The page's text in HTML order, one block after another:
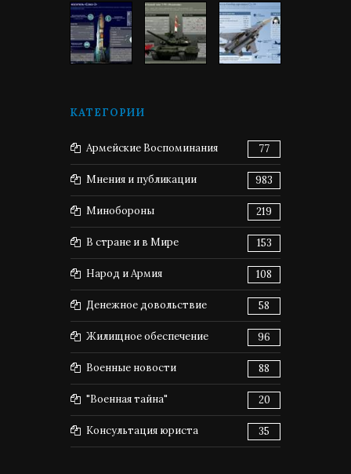
КАТЕГОРИИ
Армейские Воспоминания 77
Мнения и публикации 983
Минобороны 219
В стране и в Мире 153
Народ и Армия 108
Денежное довольствие 58
Жилищное обеспечение 96
Военные новости 88
"Военная тайна" 20
Консультация юриста 35